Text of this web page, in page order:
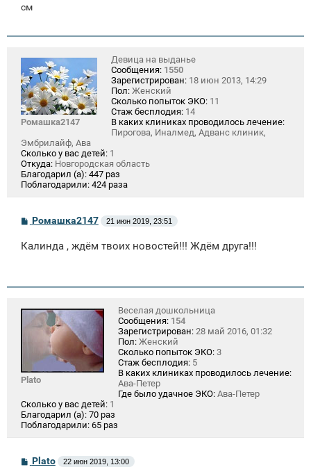
см
Ромашка2147
Девица на выданье
Сообщения: 1550
Зарегистрирован: 18 июн 2013, 14:29
Пол: Женский
Сколько попыток ЭКО: 11
Стаж бесплодия: 14
В каких клиниках проводилось лечение:
Пирогова, Иналмед, Адванс клиник,
Эмбрилайф, Ава
Сколько у вас детей: 1
Откуда: Новгородская область
Благодарил (а): 447 раз
Поблагодарили: 424 раза
С
б
и
Ромашка2147 21 июн 2019, 23:51
Калинда , ждём твоих новостей!!! Ждём друга!!!
Plato
Веселая дошкольница
Сообщения: 154
Зарегистрирован: 28 май 2016, 01:32
Пол: Женский
Сколько попыток ЭКО: 3
Стаж бесплодия: 5
В каких клиниках проводилось лечение:
Ава-Петер
Где было удачное ЭКО: Ава-Петер
Сколько у вас детей: 1
Благодарил (а): 70 раз
Поблагодарили: 65 раз
СPlato 22 июн 2019, 13:00